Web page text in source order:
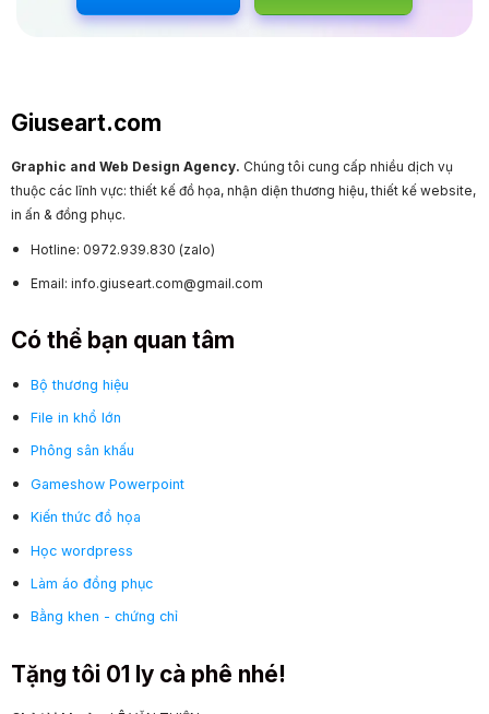
Giuseart.com
Graphic and Web Design Agency. Chúng tôi cung cấp nhiều dịch vụ
thuộc các lĩnh vực: thiết kế đồ họa, nhận diện thương hiệu, thiết kế website,
in ấn & đồng phục.
Hotline: 0972.939.830 (zalo)
Email: info.giuseart.com@gmail.com
Có thể bạn quan tâm
Bộ thương hiệu
File in khổ lớn
Phông sân khấu
Gameshow Powerpoint
Kiến thức đồ họa
Học wordpress
Làm áo đồng phục
Bằng khen - chứng chỉ
Tặng tôi 01 ly cà phê nhé!